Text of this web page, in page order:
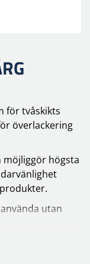
för tvåskikts
överlackering
möjliggör högsta
utan
skapa